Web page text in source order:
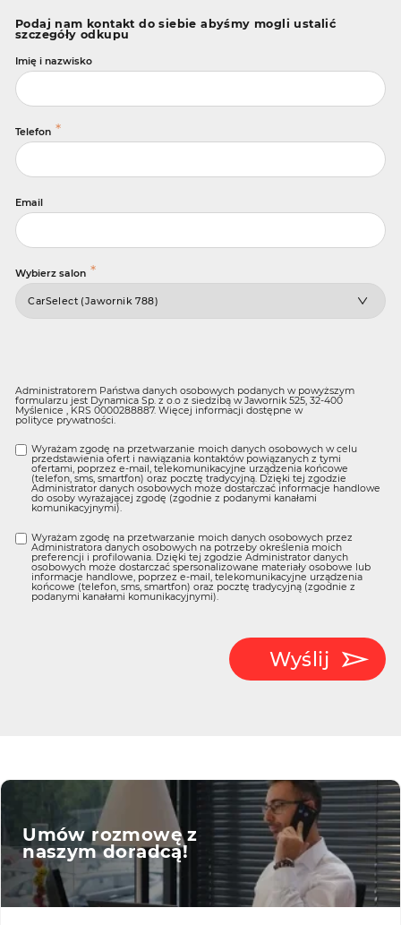
Podaj nam kontakt do siebie abyśmy mogli ustalić
szczegóły odkupu
Imię i nazwisko
Telefon *
Email
Wybierz salon *
Administratorem Państwa danych osobowych podanych w powyższym
formularzu jest Dynamica Sp. z o.o z siedzibą w Jawornik 525, 32-400
Myślenice , KRS 0000288887. Więcej informacji dostępne w
polityce prywatności
Wyrażam zgodę na przetwarzanie moich danych osobowych w celu
przedstawienia ofert i nawiązania kontaktów powiązanych z tymi
ofertami, poprzez e-mail, telekomunikacyjne urządzenia końcowe
(telefon, sms, smartfon) oraz pocztę tradycyjną. Dzięki tej zgodzie
Administrator danych osobowych może dostarczać informacje handlowe
do osoby wyrażającej zgodę (zgodnie z podanymi kanałami
komunikacyjnymi).
Wyrażam zgodę na przetwarzanie moich danych osobowych przez
Administratora danych osobowych na potrzeby określenia moich
preferencji i profilowania. Dzięki tej zgodzie Administrator danych
osobowych może dostarczać spersonalizowane materiały osobowe lub
informacje handlowe, poprzez e-mail, telekomunikacyjne urządzenia
końcowe (telefon, sms, smartfon) oraz pocztę tradycyjną (zgodnie z
podanymi kanałami komunikacyjnymi).
Wyślij
Umów rozmowę z
naszym doradcą!